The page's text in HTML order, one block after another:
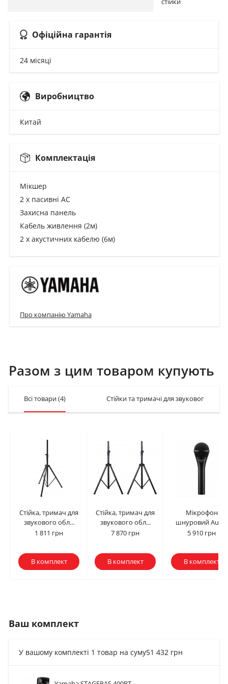
Офіційна гарантія
24 місяці
Виробництво
Китай
Комплектація
Мікшер
2 х пасивні АС
Захисна панель
Кабель живлення (2м)
2 x акустичних кабелю (6м)
Про компанію Yamaha
Разом з цим товаром купують
Всі товари(4) Стійки та тримачі для звукового
Стійка, тримач для
звукового обл...
1 811 грн
В комплект
Стійка, тримач для
звукового обл...
7 870 грн
В комплект
Мікрофон
шнуровий Audix
OM2
5 910 грн
В комплект
Ваш комплект
У вашому комплекті 1 товар на суму51 432 грн